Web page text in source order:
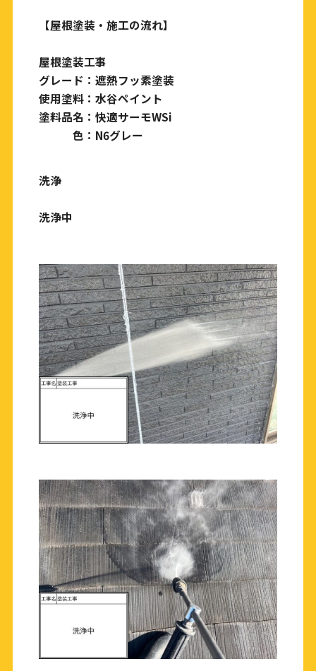
【屋根塗装・施工の流れ】
屋根塗装工事
グレード：遮熱フッ素塗装
使用塗料：水谷ペイント
塗料品名：快適サーモWSi
色：N6グレー
洗浄
洗浄中